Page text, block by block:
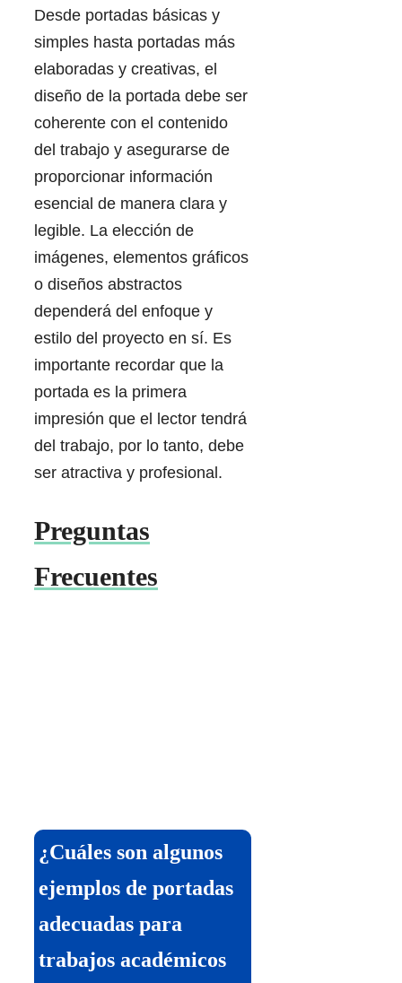
Desde portadas básicas y
simples hasta portadas más
elaboradas y creativas, el
diseño de la portada debe ser
coherente con el contenido
del trabajo y asegurarse de
proporcionar información
esencial de manera clara y
legible. La elección de
imágenes, elementos gráficos
o diseños abstractos
dependerá del enfoque y
estilo del proyecto en sí. Es
importante recordar que la
portada es la primera
impresión que el lector tendrá
del trabajo, por lo tanto, debe
ser atractiva y profesional.
Preguntas
Frecuentes
¿Cuáles son algunos
ejemplos de portadas
adecuadas para
trabajos académicos